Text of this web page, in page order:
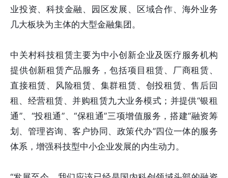
业投资、科技金融、园区发展、区域合作、海外业务
几大板块为主体的大型金融集团。
中关村科技租赁主要为中小创新企业及医疗服务机构
提供创新租赁产品服务，包括项目租赁、厂商租赁、
直接租赁、风险租赁、集群租赁、创投租赁、售后回
租、经营租赁、并购租赁九大业务模式；并提供“银租
通”、“投租通”、“保租通”三项增值服务，搭建“融资筹
划、管理咨询、客户协同、政策代办”四位一体的服务
体系，增强科技型中小企业发展的内生动力。